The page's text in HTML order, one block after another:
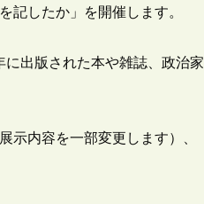
記したか」を開催します。
に出版された本や雑誌、政治家
示内容を一部変更します）、